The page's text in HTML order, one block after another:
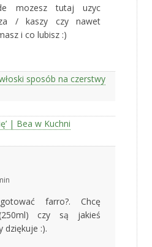
mozesz tutaj uzyc
/ kaszy czy nawet
i co lubisz :)
sposób na czerstwy
| Bea w Kuchni
farro?. Chcę
czy są jakieś
dziękuje :).